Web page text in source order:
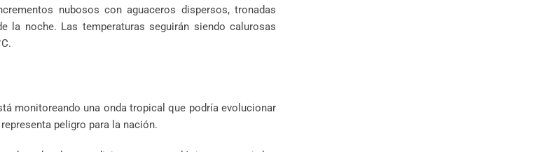
nubosos con aguaceros dispersos, tronadas
noche. Las temperaturas seguirán siendo calurosas
monitoreando una onda tropical que podría evolucionar
peligro para la nación.